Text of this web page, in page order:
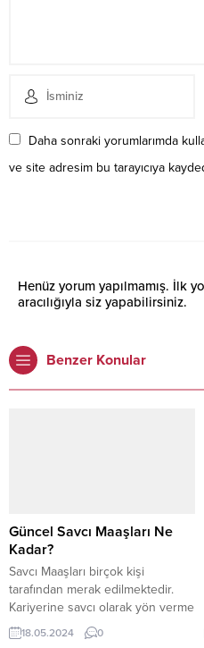
Daha sonraki yorumlarımda
ve site adresim bu tarayıcıya
Henüz yorum yapılmamış. İlk
aracılığıyla siz yapabilirsiniz.
Benzer Konular
Güncel Savcı Maaşları Ne
Kadar?
Savcı Maaşları birçok kişi
tarafından merak edilmektedir.
Kariyerine savcı olarak yön verme
isteyen pek çok kişi Güncel Savcı
Maaşları Ne Kadar 2024 savcı
18.05.2024 0